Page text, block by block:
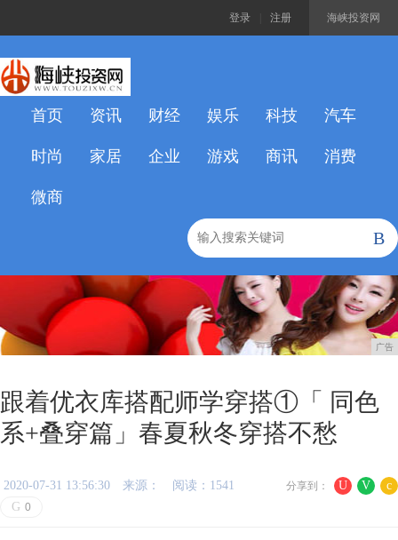
海峡投资网
登录 注册
首页 资讯 财经 娱乐 科技 汽车
时尚 家居 企业 游戏 商讯 消费
微商
B
广告
跟着优衣库搭配师学穿搭①「 同色
系+叠穿篇」春夏秋冬穿搭不愁
U V c
分享到：
2020-07-31 13:56:30 来源：
阅读：1541
G 0